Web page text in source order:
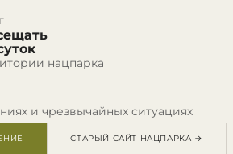
нацпарка
и чрезвычайных ситуациях
СТАРЫЙ САЙТ НАЦПАРКА →